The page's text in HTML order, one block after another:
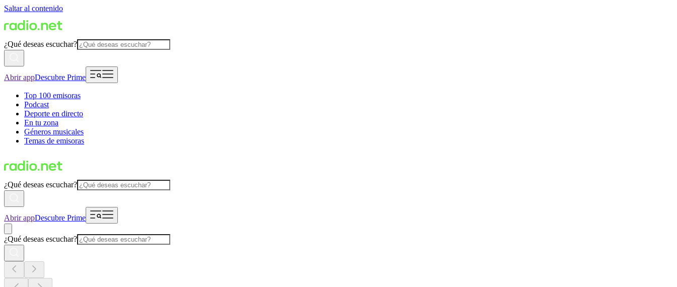
Saltar al contenido
¿Qué deseas escuchar?
Abrir appDescubre Prime
Top 100 emisoras
Podcast
Deporte en directo
En tu zona
Géneros musicales
Temas de emisoras
¿Qué deseas escuchar?
Abrir appDescubre Prime
¿Qué deseas escuchar?